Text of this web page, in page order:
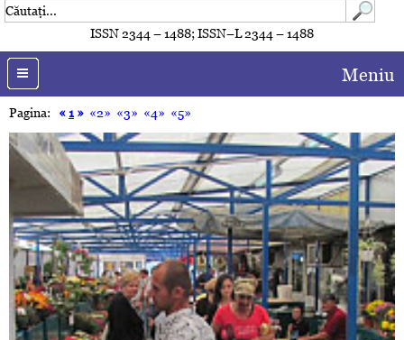
ISSN 2344 – 1488; ISSN–L 2344 – 1488
Meniu
Pagina: «1» «2» «3» «4» «5»